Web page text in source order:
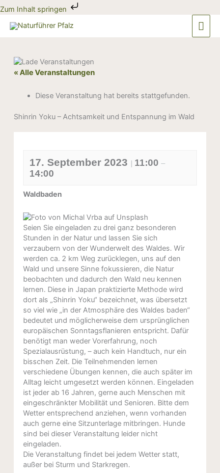
Zum Inhalt springen
Zum
Inhalt
springen
« Alle Veranstaltungen
Diese Veranstaltung hat bereits stattgefunden.
Shinrin Yoku – Achtsamkeit und Entspannung im Wald
17. September 2023 11:00–
14:00
Waldbaden
Seien Sie eingeladen zu drei ganz besonderen
Stunden in der Natur und lassen Sie sich
verzaubern von der Wunderwelt des Waldes. Wir
werden ca. 2 km Weg zurücklegen, uns auf den
Wald und unsere Sinne fokussieren, die Natur
beobachten und dadurch den Wald neu kennen
lernen. Diese in Japan praktizierte Methode wird
dort als „Shinrin Yoku“ bezeichnet, was übersetzt
so viel wie „in der Atmosphäre des Waldes baden“
bedeutet und möglicherweise dem ursprünglichen
europäischen Sonntagsflanieren entspricht. Dafür
benötigt man weder Vorerfahrung, noch
Spezialausrüstung, – auch kein Handtuch, nur ein
bisschen Zeit. Die Teilnehmenden lernen
verschiedene Übungen kennen, die auch später im
Alltag leicht umgesetzt werden können. Eingeladen
ist jeder ab 16 Jahren, gerne auch Menschen mit
eingeschränkter Mobilität und Senioren. Bitte dem
Wetter entsprechend anziehen, wenn vorhanden
auch gerne eine Sitzunterlage mitbringen. Hunde
sind bei dieser Veranstaltung leider nicht
eingeladen.
Die Veranstaltung findet bei jedem Wetter statt,
außer bei Sturm und Starkregen.